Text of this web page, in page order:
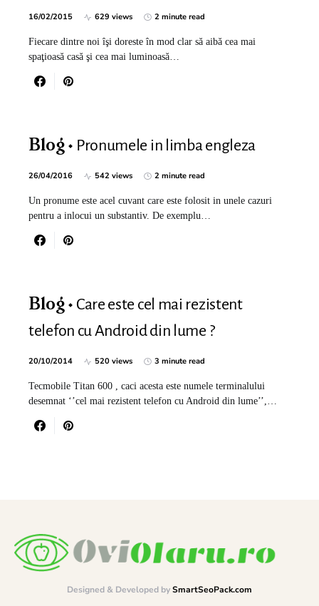
16/02/2015 629 views 2 minute read
Fiecare dintre noi îşi doreste în mod clar să aibă cea mai
spaţioasă casă şi cea mai luminoasă…
Blog Pronumele in limba engleza
26/04/2016 542 views 2 minute read
Un pronume este acel cuvant care este folosit in unele cazuri
pentru a inlocui un substantiv. De exemplu…
Blog
Care este cel mai rezistent
telefon cu Android din lume ?
20/10/2014 520 views 3 minute read
Tecmobile Titan 600 , caci acesta este numele terminalului
desemnat ‘’cel mai rezistent telefon cu Android din lume’’,…
Designed & Developed bySmartSeoPack.com